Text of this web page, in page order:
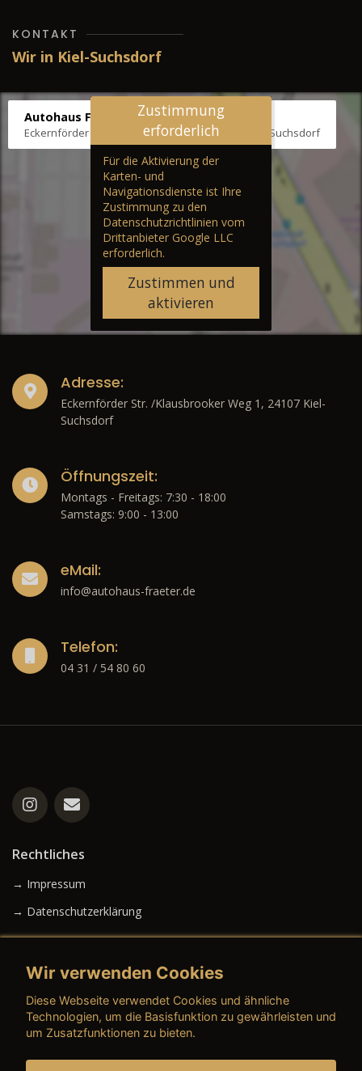
KONTAKT
Wir in Kiel-Suchsdorf
Autohaus Fräter
Eckernförder Str. /Klausbrooker Weg 1, 24107 Kiel-Suchsdorf
Zustimmung
erforderlich
Für die Aktivierung der
Karten- und
Navigationsdienste ist Ihre
Zustimmung zu den
Datenschutzrichtlinien vom
Drittanbieter Google LLC
erforderlich.
Zustimmen und
aktivieren
Adresse:
Eckernförder Str. /Klausbrooker Weg 1, 24107 Kiel-
Suchsdorf
Öffnungszeit:
Montags - Freitags: 7:30 - 18:00
Samstags: 9:00 - 13:00
eMail:
info@autohaus-fraeter.de
Telefon:
04 31 / 54 80 60
Rechtliches
→ Impressum
→ Datenschutzerklärung
→ AGB (Gebrauchtwagen)
Wir verwenden Cookies
Diese Webseite verwendet Cookies und ähnliche
Technologien, um die Basisfunktion zu gewährleisten und
um Zusatzfunktionen zu bieten.